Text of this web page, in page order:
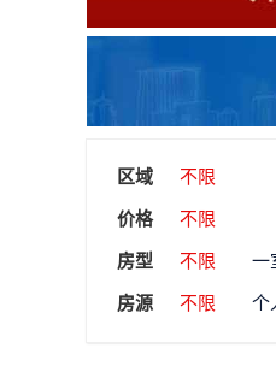
区域 不限
价格 不限
房型 不限 一
房源 不限 个